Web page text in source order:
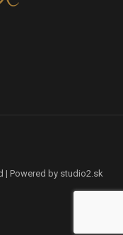
| Powered by studio2.sk